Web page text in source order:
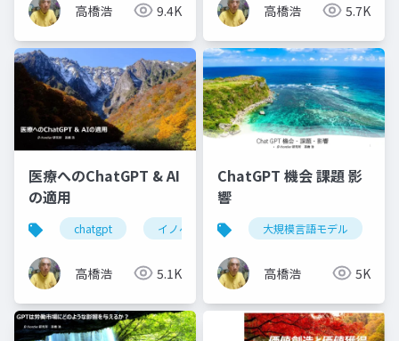
高橋浩 9.4K 高橋浩 5.7K
医療へのChatGPT & AI
の適用
chatgpt イノベーション ヘルスケア
高橋浩 5.1K
ChatGPT 機会 課題 影
響
大規模言語モデル
高橋浩 5K